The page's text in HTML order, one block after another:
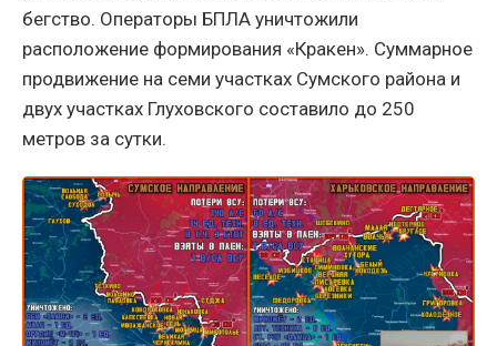
бегство. Операторы БПЛА уничтожили
расположение формирования «Кракен». Суммарное
продвижение на семи участках Сумского района и
двух участках Глуховского составило до 250
метров за сутки.